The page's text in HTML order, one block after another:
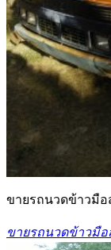
ขายรถนวดข้าวมือ
ขายรถนวดข้าวมือ